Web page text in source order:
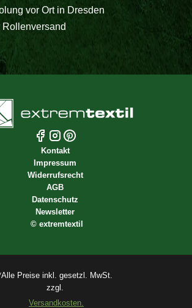
vor Ort in Dresden
Kontakt
Impressum
Widerrufsrecht
AGB
Datenschutz
Newsletter
© extremtextil
Preise inkl. gesetzl. MwSt.
zzgl.
Versandkosten.